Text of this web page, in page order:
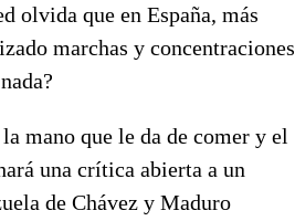
olvida que en España, más
marchas y concentraciones
mano que le da de comer y el
una crítica abierta a un
de Chávez y Maduro